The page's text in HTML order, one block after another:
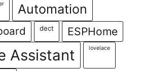
Automation
dect ESPHome
Assistant lovelace